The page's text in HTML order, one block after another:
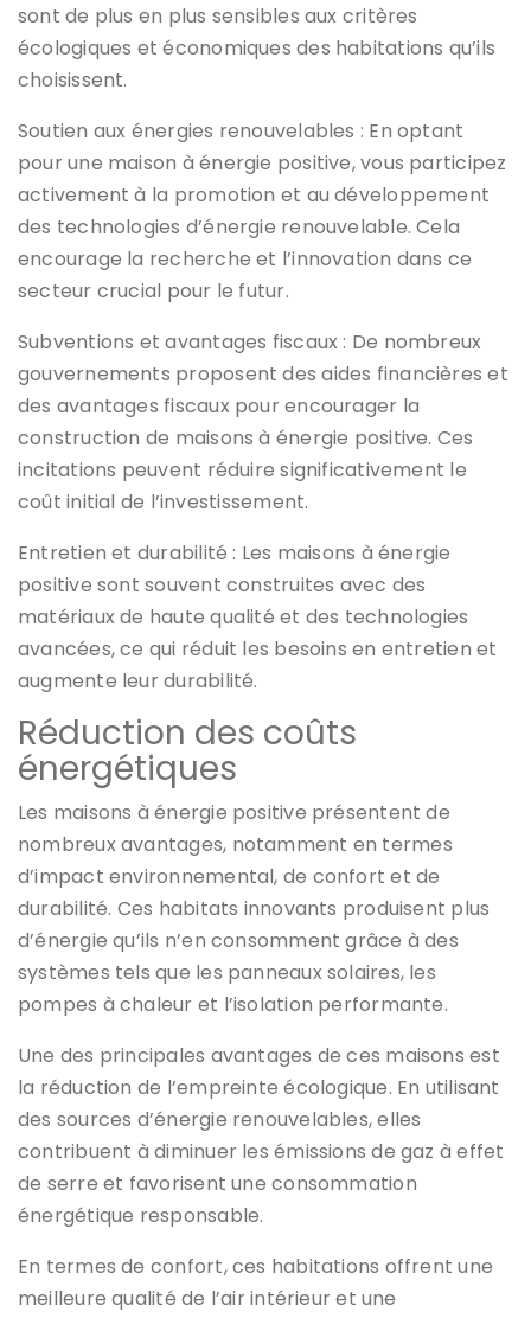
sont de plus en plus sensibles aux critères
écologiques et économiques des habitations qu’ils
choisissent.
Soutien aux énergies renouvelables : En optant
pour une maison à énergie positive, vous participez
activement à la promotion et au développement
des technologies d’énergie renouvelable. Cela
encourage la recherche et l’innovation dans ce
secteur crucial pour le futur.
Subventions et avantages fiscaux : De nombreux
gouvernements proposent des aides financières et
des avantages fiscaux pour encourager la
construction de maisons à énergie positive. Ces
incitations peuvent réduire significativement le
coût initial de l’investissement.
Entretien et durabilité : Les maisons à énergie
positive sont souvent construites avec des
matériaux de haute qualité et des technologies
avancées, ce qui réduit les besoins en entretien et
augmente leur durabilité.
Réduction des coûts
énergétiques
Les maisons à énergie positive présentent de
nombreux avantages, notamment en termes
d’impact environnemental, de confort et de
durabilité. Ces habitats innovants produisent plus
d’énergie qu’ils n’en consomment grâce à des
systèmes tels que les panneaux solaires, les
pompes à chaleur et l’isolation performante.
Une des principales avantages de ces maisons est
la réduction de l’empreinte écologique. En utilisant
des sources d’énergie renouvelables, elles
contribuent à diminuer les émissions de gaz à effet
de serre et favorisent une consommation
énergétique responsable.
En termes de confort, ces habitations offrent une
meilleure qualité de l’air intérieur et une